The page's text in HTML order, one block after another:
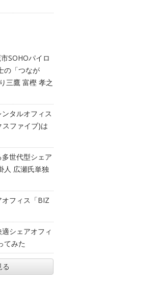
SOHOパイロ
の「つなが
三鷹 富樫 孝之
ンタルオフィス
スファイブ)は
世代型シェア
人 広瀬氏単独
フィス「BIZ
シェアオフィ
てみた
る